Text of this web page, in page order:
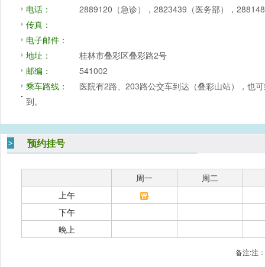
电话：
2889120（急诊），2823439（医务部），
传真：
电子邮件：
地址：
桂林市叠彩区叠彩路2号
邮编：
541002
乘车路线：
医院有2路、203路公交车到达（叠彩山站），也
到。
预约挂号
周一
周二
上午
下午
晚上
备注:注